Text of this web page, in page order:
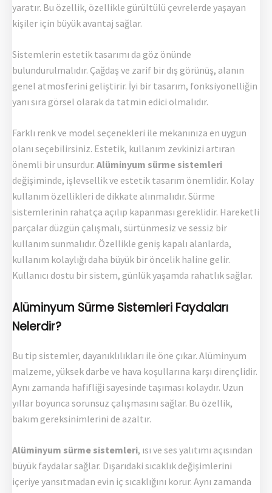
yaratır. Bu özellik, özellikle gürültülü çevrelerde yaşayan
kişiler için büyük avantaj sağlar.
Sistemlerin estetik tasarımı da göz önünde
bulundurulmalıdır. Çağdaş ve zarif bir dış görünüş, alanın
genel atmosferini geliştirir. İyi bir tasarım, fonksiyonelliğin
yanı sıra görsel olarak da tatmin edici olmalıdır.
Farklı renk ve model seçenekleri ile mekanınıza en uygun
olanı seçebilirsiniz. Estetik, kullanım zevkinizi artıran
önemli bir unsurdur. Alüminyum sürme sistemleri
değişiminde, işlevsellik ve estetik tasarım önemlidir. Kolay
kullanım özellikleri de dikkate alınmalıdır. Sürme
sistemlerinin rahatça açılıp kapanması gereklidir. Hareketli
parçalar düzgün çalışmalı, sürtünmesiz ve sessiz bir
kullanım sunmalıdır. Özellikle geniş kapalı alanlarda,
kullanım kolaylığı daha büyük bir öncelik haline gelir.
Kullanıcı dostu bir sistem, günlük yaşamda rahatlık sağlar.
Alüminyum Sürme Sistemleri Faydaları
Nelerdir?
Bu tip sistemler, dayanıklılıkları ile öne çıkar. Alüminyum
malzeme, yüksek darbe ve hava koşullarına karşı dirençlidir.
Aynı zamanda hafifliği sayesinde taşıması kolaydır. Uzun
yıllar boyunca sorunsuz çalışmasını sağlar. Bu özellik,
bakım gereksinimlerini de azaltır.
Alüminyum sürme sistemleri, ısı ve ses yalıtımı açısından
büyük faydalar sağlar. Dışarıdaki sıcaklık değişimlerini
içeriye yansıtmadan evin iç sıcaklığını korur. Aynı zamanda